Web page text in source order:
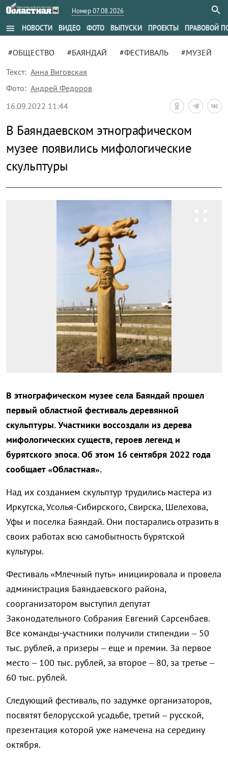
Номер 07.08.2026
menu НОВОСТИ ВИДЕО ФОТО ВЫПУСКИ ПРОЕКТЫ ПРАВОВОЙ
#ОБЩЕСТВО #БАЯНДАЙ #ФЕСТИВАЛЬ
#МУЗЕЙ
Текст: Анна Виговская
Фото: Андрей Федоров
16.09.2022 11:44
В Баяндаевском этнографическом
музее появились мифологические
скульптуры
В этнографическом музее села Баяндай прошел
первый областной фестиваль деревянной
скульптуры. Участники воссоздали из дерева
мифологических существ, героев легенд и
бурятского эпоса. Об этом 16 сентября 2022 года
сообщает «Областная».
Над их созданием скульптур трудились мастера из
Иркутска, Усолья-Сибирского, Свирска, Шелехова,
Уфы и поселка Баяндай. Они постарались отразить в
своих работах всю самобытность бурятской
культуры.
Фестиваль «Млечный путь» инициировала и провела
администрация Баяндаевского района,
соорганизатором выступил депутат
Законодательного Собрания Евгений Сарсенбаев.
Все команды-участники получили стипендии – 50
тыс. рублей, а призеры – еще и премии. За первое
место – 100 тыс. рублей, за второе – 80, за третье –
60 тыс. рублей.
Следующий фестиваль, по задумке организаторов,
посвятят белорусской усадьбе, третий – русской,
презентация которой уже намечена на середину
октября.